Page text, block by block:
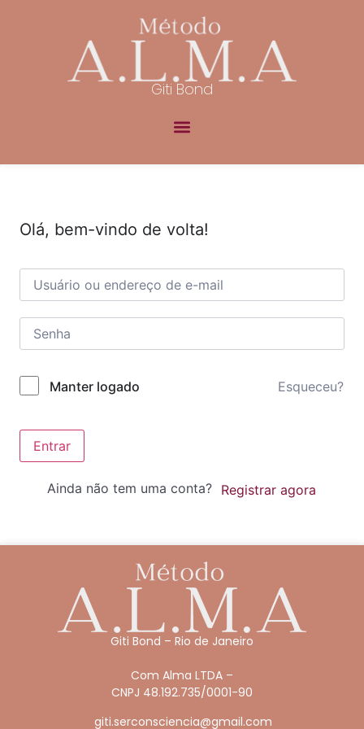
Giti Bond
Olá, bem-vindo de volta!
Manter logado Esqueceu?
Entrar
Ainda não tem uma conta? Registrar agora
Giti Bond – Rio de Janeiro
Com Alma LTDA –
CNPJ 48.192.735/0001-90
giti.serconsciencia@gmail.com